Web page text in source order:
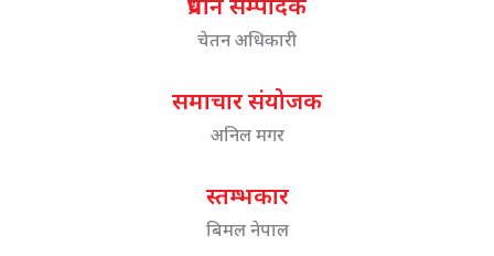
प्रधान सम्पादक
चेतन अधिकारी
समाचार संयोजक
अनिल मगर
स्तम्भकार
बिमल नेपाल